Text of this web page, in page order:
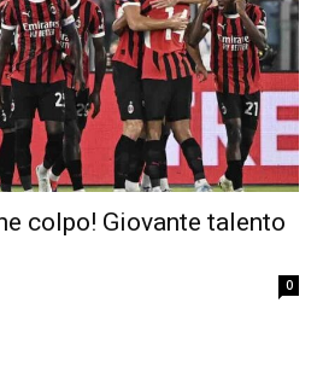
colpo! Giovante talento
0